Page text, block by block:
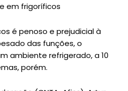
em frigoríficos
é penoso e prejudicial à
das funções, o
ambiente refrigerado, a 10
porém.